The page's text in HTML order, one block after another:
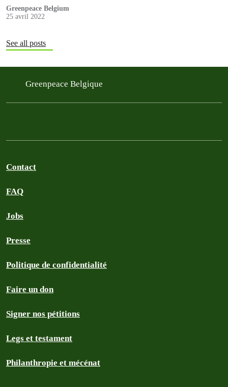
Greenpeace Belgium
25 avril 2022
See all posts
Greenpeace Belgique
Contact
FAQ
Jobs
Presse
Politique de confidentialité
Faire un don
Signer nos pétitions
Legs et testament
Philanthropie et mécénat